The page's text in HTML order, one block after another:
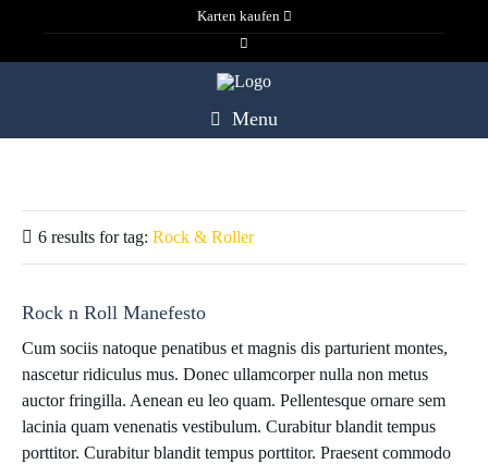
Karten kaufen
Menu
6 results fortag: Rock & Roller
Rock n Roll Manefesto
Cum sociis natoque penatibus et magnis dis parturient montes,
nascetur ridiculus mus. Donec ullamcorper nulla non metus
auctor fringilla. Aenean eu leo quam. Pellentesque ornare sem
lacinia quam venenatis vestibulum. Curabitur blandit tempus
porttitor. Curabitur blandit tempus porttitor. Praesent commodo